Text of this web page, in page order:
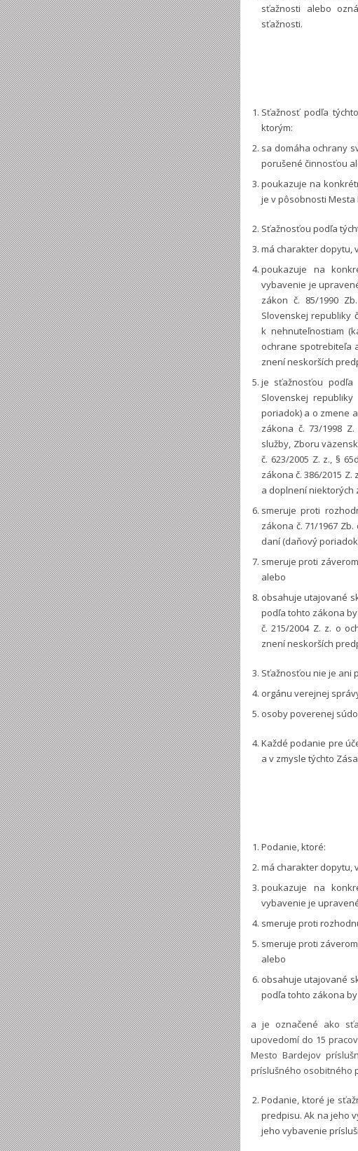
sťažnosti alebo
sťažnosti.
Sťažnosť podľa
ktorým:
sa domáha ochrany
porušené činnosťou
poukazuje na
je v pôsobnosti Mesta
Sťažnosťou podľa
má charakter dopytu,
poukazuje na
vybavenie je
zákon č. 85/1990
Slovenskej republiky
k nehnuteľnostiam
ochrane spotrebiteľa
znení neskorších
je sťažnosťou podľa
Slovenskej
poriadok) a o zmene
zákona č. 73/1998
služby, Zboru
č. 623/2005 Z. z., §
zákona č. 386/2015 Z.
a doplnení niektorých
smeruje proti
zákona č. 71/1967
daní (daňový
smeruje proti
alebo
obsahuje utajované
podľa tohto zákona
č. 215/2004 Z. z. o
znení neskorších
Sťažnosťou nie je ani
orgánu verejnej
osoby poverenej
Každé podanie pre
a v zmysle týchto
Podanie, ktoré:
má charakter dopytu,
poukazuje na
vybavenie je
smeruje proti
smeruje proti
alebo
obsahuje utajované
podľa tohto zákona
a je označené ako
upovedomí do 15
Mesto Bardejov
príslušného osobitného
Podanie, ktoré je
predpisu. Ak na jeho
jeho vybavenie